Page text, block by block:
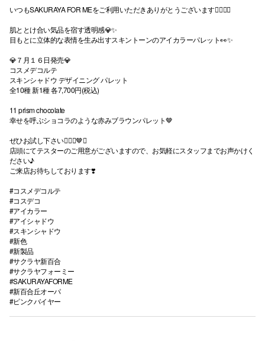
いつもSAKURAYA FOR MEをご利用いただきありがとうございます💁🏻‍♀️✨
肌ととけ合い気品を宿す透明感💎✨
目もとに立体的な表情を生み出すスキントーンのアイカラーパレット👀✨
💎７月１６日発売💎
コスメデコルテ
スキンシャドウ デザイニング パレット
全10種 新1種 各7,700円(税込)
11 prism chocolate
幸せを呼ぶショコラのような赤みブラウンパレット🤎
ぜひお試し下さい💁🏻‍♀️🤎✨
店頭にてテスターのご用意がございますので、お気軽にスタッフまでお声かけく
ださい♪
ご来店お待ちしております❣️
#コスメデコルテ
#コスデコ
#アイカラー
#アイシャドウ
#スキンシャドウ
#新色
#新製品
#サクラヤ新百合
#サクラヤフォーミー
#SAKURAYAFORME
#新百合丘オーパ
#ピンクバイヤー